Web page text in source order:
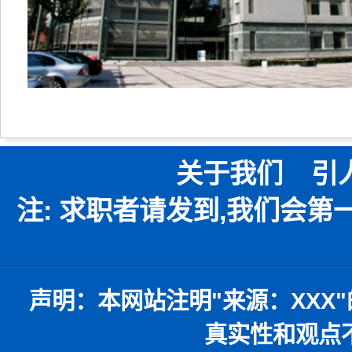
关于我们 引
注: 求职者请发到,我们会第
声明：本网站注明"来源： XXX"
真实性和观点